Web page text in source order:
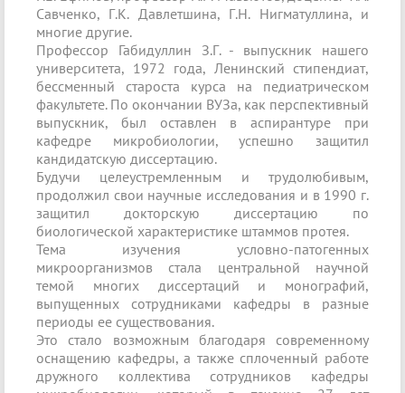
Савченко, Г.К. Давлетшина, Г.Н. Нигматуллина, и
многие другие.
Профессор Габидуллин З.Г. - выпускник нашего
университета, 1972 года, Ленинский стипендиат,
бессменный староста курса на педиатрическом
факультете. По окончании ВУЗа, как перспективный
выпускник, был оставлен в аспирантуре при
кафедре микробиологии, успешно защитил
кандидатскую диссертацию.
Будучи целеустремленным и трудолюбивым,
продолжил свои научные исследования и в 1990 г.
защитил докторскую диссертацию по
биологической характеристике штаммов протея.
Тема изучения условно-патогенных
микроорганизмов стала центральной научной
темой многих диссертаций и монографий,
выпущенных сотрудниками кафедры в разные
периоды ее существования.
Это стало возможным благодаря современному
оснащению кафедры, а также сплоченный работе
дружного коллектива сотрудников кафедры